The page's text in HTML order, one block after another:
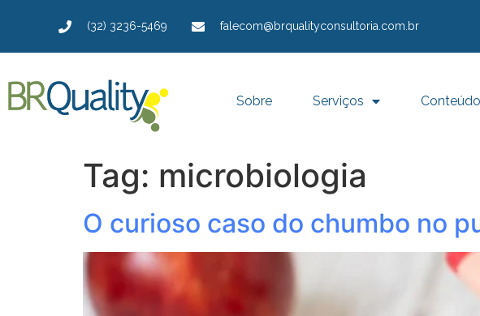
(32) 3236-5469 falecom@brqualityconsultoria.com.br
Sobre Serviços
Tag: microbiologia
O curioso caso do chumbo no